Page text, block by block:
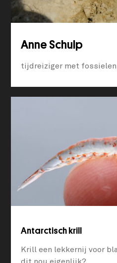
Anne Schulp
tijdreiziger met fossielen
Antarctisch krill
Krill een lekkernij voor